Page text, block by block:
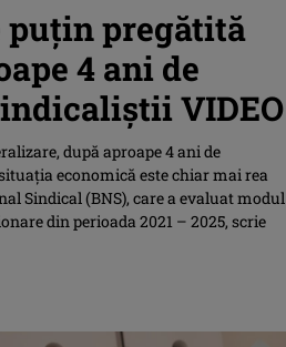
puţin pregătită
4 ani de
VIDEO
după aproape 4 ani de
economică este chiar mai rea
Sindical (BNS), care a evaluat modul
din perioada 2021 – 2025, scrie